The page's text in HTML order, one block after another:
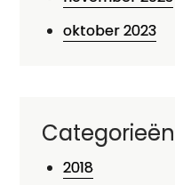
oktober 2023
Categorieën
2018